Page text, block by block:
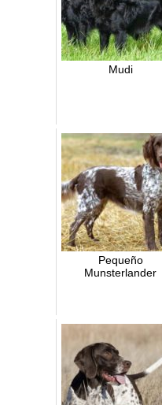
Mudi
Pequeño
Munsterlander